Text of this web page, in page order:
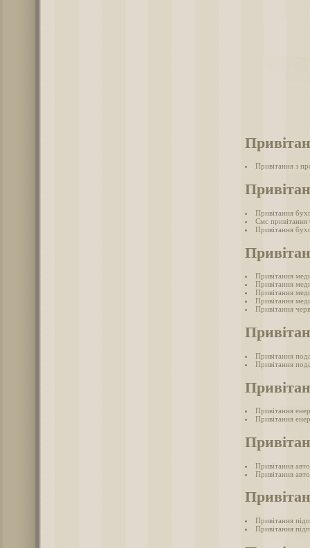
Привітання з
Привітання
Смс привітання
Привітання
Привітання
Привітання
Привітання
Привітання
Привітання
Привітання
Привітання
Привітання
Привітання
Привітання
Привітання
Привітання
Привітання